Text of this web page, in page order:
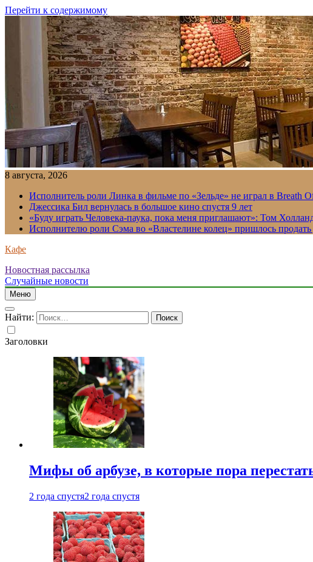
Перейти к содержимому
8 августа, 2026
Исполнитель роли Линка в фильме по «Зельде» не играл в Breath
Джессика Бил вернулась в большое кино спустя 9 лет
«Буду играть Человека-паука, пока меня приглашают»: Том
Исполнителю роли Сэма во «Властелине колец» пришлось продать
Кафе
Новостная рассылка
Случайные новости
Меню
Найти:
Заголовки
Мифы об арбузе, в которые пора
2 года спустя2 года спустя